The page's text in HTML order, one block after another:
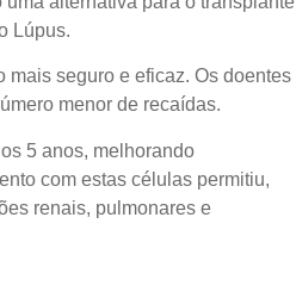
Lúpus.
mais seguro e eficaz. Os doentes
menor de recaídas.
5 anos, melhorando
com estas células permitiu,
renais, pulmonares e